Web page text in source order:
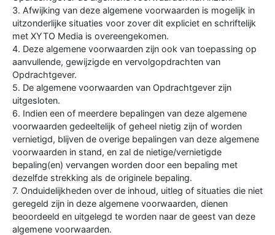
3. Afwijking van deze algemene voorwaarden is mogelijk in
uitzonderlijke situaties voor zover dit expliciet en schriftelijk
met XYTO Media is overeengekomen.
4. Deze algemene voorwaarden zijn ook van toepassing op
aanvullende, gewijzigde en vervolgopdrachten van
Opdrachtgever.
5. De algemene voorwaarden van Opdrachtgever zijn
uitgesloten.
6. Indien een of meerdere bepalingen van deze algemene
voorwaarden gedeeltelijk of geheel nietig zijn of worden
vernietigd, blijven de overige bepalingen van deze algemene
voorwaarden in stand, en zal de nietige/vernietigde
bepaling(en) vervangen worden door een bepaling met
dezelfde strekking als de originele bepaling.
7. Onduidelijkheden over de inhoud, uitleg of situaties die niet
geregeld zijn in deze algemene voorwaarden, dienen
beoordeeld en uitgelegd te worden naar de geest van deze
algemene voorwaarden.